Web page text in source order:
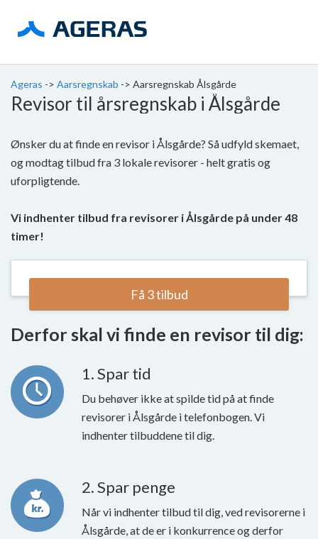
Ageras -> Aarsregnskab -> Aarsregnskab Ålsgårde
Revisor til årsregnskab i Ålsgårde
Ønsker du at finde en revisor i Ålsgårde? Så udfyld skemaet,
og modtag tilbud fra 3 lokale revisorer - helt gratis og
uforpligtende.
Vi indhenter tilbud fra revisorer i Ålsgårde på under 48
timer!
Få 3 tilbud
Derfor skal vi finde en revisor til dig:
1. Spar tid
Du behøver ikke at spilde tid på at finde
revisorer i Ålsgårde i telefonbogen. Vi
indhenter tilbuddene til dig.
2. Spar penge
Når vi indhenter tilbud til dig, ved revisorerne i
Ålsgårde, at de er i konkurrence og derfor